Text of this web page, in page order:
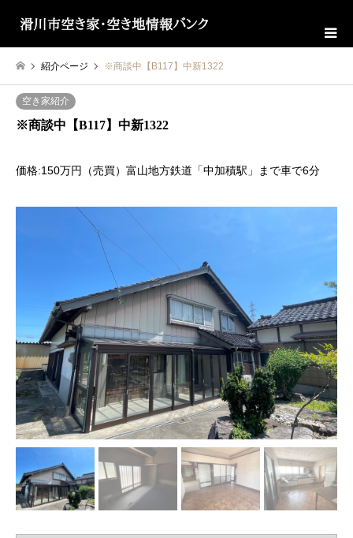
紹介ページ ※商談中【B117】中新1322
空き家紹介
※商談中【B117】中新1322
価格:150万円（売買）富山地方鉄道「中加積駅」まで車で6分